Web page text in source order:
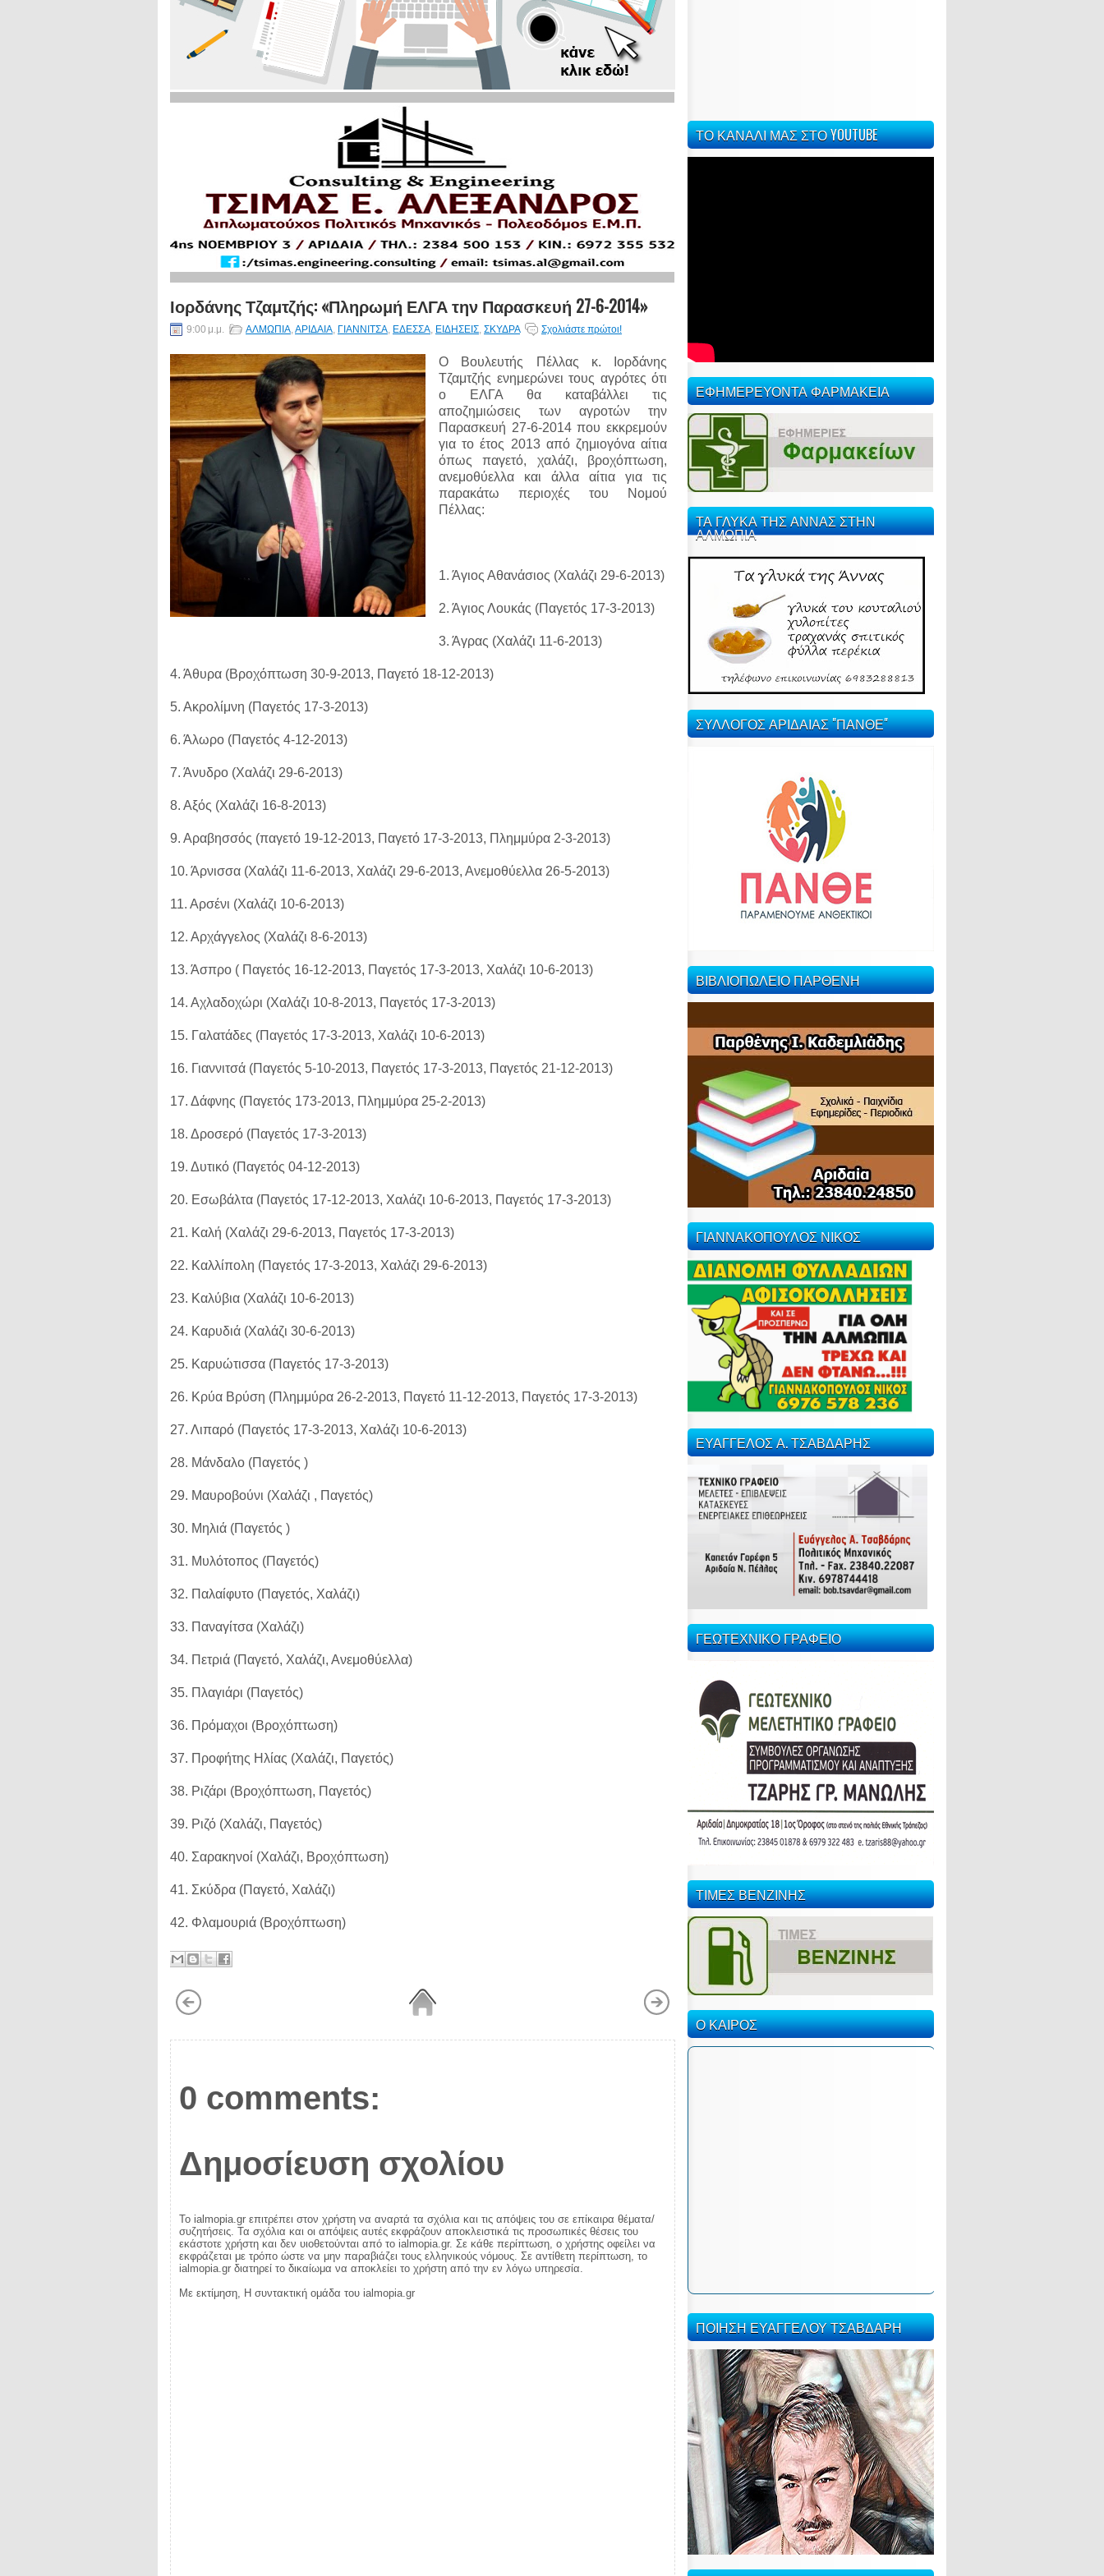
Ιορδάνης Τζαμτζής: «Πληρωμή ΕΛΓΑ την Παρασκευή 27-6-2014»
9:00 μ.μ. ΑΛΜΩΠΙΑ,ΑΡΙΔΑΙΑ, ΓΙΑΝΝΙΤΣΑ, ΕΔΕΣΣΑ, ΕΙΔΗΣΕΙΣ, ΣΚΥΔΡΑ Σχολιάστε πρώτοι!
Ο Βουλευτής Πέλλας κ. Ιορδάνης
Τζαμτζής ενημερώνει τους αγρότες ότι
ο ΕΛΓΑ θα καταβάλλει τις
αποζημιώσεις των αγροτών την
Παρασκευή 27-6-2014 που εκκρεμούν
για το έτος 2013 από ζημιογόνα αίτια
όπως παγετό, χαλάζι, βροχόπτωση,
ανεμοθύελλα και άλλα αίτια για τις
παρακάτω περιοχές του Νομού
Πέλλας:
1. Άγιος Αθανάσιος (Χαλάζι 29-6-2013)
2. Άγιος Λουκάς (Παγετός 17-3-2013)
3. Άγρας (Χαλάζι 11-6-2013)
4. Άθυρα (Βροχόπτωση 30-9-2013, Παγετό 18-12-2013)
5. Ακρολίμνη (Παγετός 17-3-2013)
6. Άλωρο (Παγετός 4-12-2013)
7. Άνυδρο (Χαλάζι 29-6-2013)
8. Αξός (Χαλάζι 16-8-2013)
9. Αραβησσός (παγετό 19-12-2013, Παγετό 17-3-2013, Πλημμύρα 2-3-2013)
10. Άρνισσα (Χαλάζι 11-6-2013, Χαλάζι 29-6-2013, Ανεμοθύελλα 26-5-2013)
11. Αρσένι (Χαλάζι 10-6-2013)
12. Αρχάγγελος (Χαλάζι 8-6-2013)
13. Άσπρο ( Παγετός 16-12-2013, Παγετός 17-3-2013, Χαλάζι 10-6-2013)
14. Αχλαδοχώρι (Χαλάζι 10-8-2013, Παγετός 17-3-2013)
15. Γαλατάδες (Παγετός 17-3-2013, Χαλάζι 10-6-2013)
16. Γιαννιτσά (Παγετός 5-10-2013, Παγετός 17-3-2013, Παγετός 21-12-2013)
17. Δάφνης (Παγετός 173-2013, Πλημμύρα 25-2-2013)
18. Δροσερό (Παγετός 17-3-2013)
19. Δυτικό (Παγετός 04-12-2013)
20. Εσωβάλτα (Παγετός 17-12-2013, Χαλάζι 10-6-2013, Παγετός 17-3-2013)
21. Καλή (Χαλάζι 29-6-2013, Παγετός 17-3-2013)
22. Καλλίπολη (Παγετός 17-3-2013, Χαλάζι 29-6-2013)
23. Καλύβια (Χαλάζι 10-6-2013)
24. Καρυδιά (Χαλάζι 30-6-2013)
25. Καρυώτισσα (Παγετός 17-3-2013)
26. Κρύα Βρύση (Πλημμύρα 26-2-2013, Παγετό 11-12-2013, Παγετός 17-3-2013)
27. Λιπαρό (Παγετός 17-3-2013, Χαλάζι 10-6-2013)
28. Μάνδαλο (Παγετός )
29. Μαυροβούνι (Χαλάζι , Παγετός)
30. Μηλιά (Παγετός )
31. Μυλότοπος (Παγετός)
32. Παλαίφυτο (Παγετός, Χαλάζι)
33. Παναγίτσα (Χαλάζι)
34. Πετριά (Παγετό, Χαλάζι, Ανεμοθύελλα)
35. Πλαγιάρι (Παγετός)
36. Πρόμαχοι (Βροχόπτωση)
37. Προφήτης Ηλίας (Χαλάζι, Παγετός)
38. Ριζάρι (Βροχόπτωση, Παγετός)
39. Ριζό (Χαλάζι, Παγετός)
40. Σαρακηνοί (Χαλάζι, Βροχόπτωση)
41. Σκύδρα (Παγετό, Χαλάζι)
42. Φλαμουριά (Βροχόπτωση)
0 comments:
Δημοσίευση σχολίου
Το ialmopia.gr επιτρέπει στον χρήστη να αναρτά τα σχόλια και τις απόψεις του σε επίκαιρα θέματα/
συζητήσεις. Τα σχόλια και οι απόψεις αυτές εκφράζουν αποκλειστικά τις προσωπικές θέσεις του
εκάστοτε χρήστη και δεν υιοθετούνται από το ialmopia.gr. Σε κάθε περίπτωση, ο χρήστης οφείλει να
εκφράζεται με τρόπο ώστε να μην παραβιάζει τους ελληνικούς νόμους. Σε αντίθετη περίπτωση, το
ialmopia.gr διατηρεί το δικαίωμα να αποκλείει το χρήστη από την εν λόγω υπηρεσία.
Με εκτίμηση, Η συντακτική ομάδα του ialmopia.gr
ΤΟ ΚΑΝΑΛΙ ΜΑΣ ΣΤΟ YOUTUBE
ΕΦΗΜΕΡΕΥΟΝΤΑ ΦΑΡΜΑΚΕΙΑ
ΤΑ ΓΛΥΚΑ ΤΗΣ ΑΝΝΑΣ ΣΤΗΝ
ΑΛΜΩΠΙΑ
ΣΥΛΛΟΓΟΣ ΑΡΙΔΑΙΑΣ "ΠΑΝΘΕ"
ΒΙΒΛΙΟΠΩΛΕΙΟ ΠΑΡΘΕΝΗ
ΓΙΑΝΝΑΚΟΠΟΥΛΟΣ ΝΙΚΟΣ
ΕΥΑΓΓΕΛΟΣ Α. ΤΣΑΒΔΑΡΗΣ
ΓΕΩΤΕΧΝΙΚΟ ΓΡΑΦΕΙΟ
ΤΙΜΕΣ ΒΕΝΖΙΝΗΣ
Ο ΚΑΙΡΟΣ
ΠΟΙΗΣΗ ΕΥΑΓΓΕΛΟΥ ΤΣΑΒΔΑΡΗ